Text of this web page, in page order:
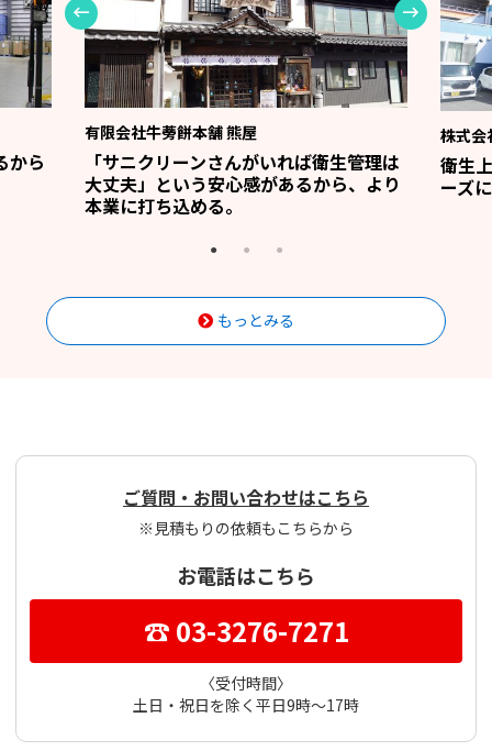
から
有限会社牛蒡餅本舗 熊屋
「サニクリーンさんがいれば衛生管理は
大丈夫」という安心感があるから、より
本業に打ち込める。
株式会
衛生
ーズ
もっとみる
ご質問・お問い合わせはこちら
※見積もりの依頼もこちらから
お電話はこちら
☎ 03-3276-7271
〈受付時間〉
土日・祝日を除く平日9時～17時